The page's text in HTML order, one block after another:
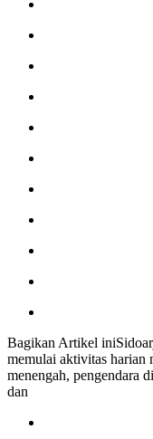
Bagikan Artikel
memulai aktivitas harian
menengah, pengendara
dan